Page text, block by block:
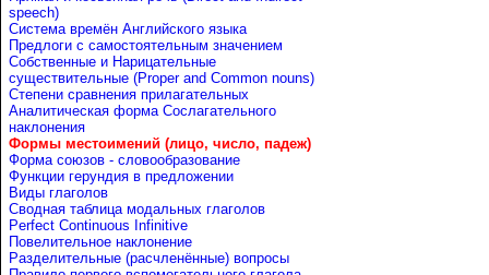
speech)
Система времён Английского языка
Предлоги с самостоятельным значением
Собственные и Нарицательные
cуществительные (Proper and Common nouns)
Степени сравнения прилагательных
Аналитическая форма Сослагательного
наклонения
Формы местоимений (лицо, число, падеж)
Форма союзов - словообразование
Функции герундия в предложении
Виды глаголов
Сводная таблица модальных глаголов
Perfect Continuous Infinitive
Повелительное наклонение
Разделительные (расчленённые) вопросы